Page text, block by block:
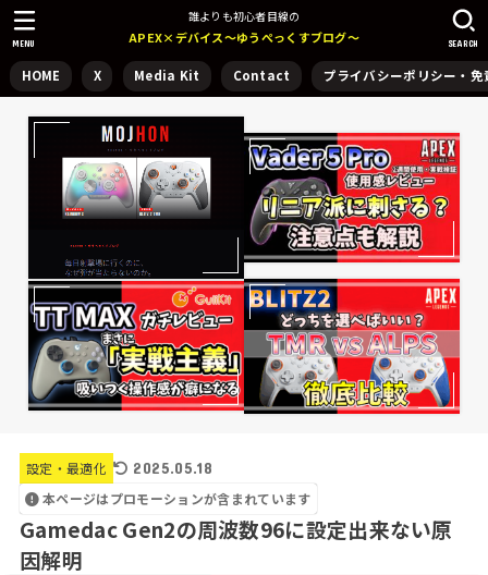
誰よりも初心者目線の
APEX×デバイス～ゆうぺっくすブログ～
HOME X Media Kit Contact プライバシーポリシー・免
SEARCH
MENU
設定・最適化
2025.05.18
本ページはプロモーションが含まれています
Gamedac Gen2の周波数96に設定出来ない原
因解明